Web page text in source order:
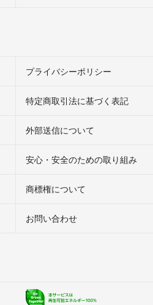
プライバシーポリシー
特定商取引法に基づく表記
外部送信について
安心・安全のための取り組み
商標権について
お問い合わせ